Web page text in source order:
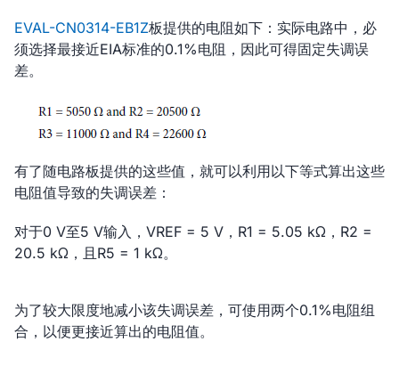
EVAL-CN0314-EB1Z板提供的电阻如下：实际电路中，必
须选择最接近EIA标准的0.1%电阻，因此可得固定失调误
差。
有了随电路板提供的这些值，就可以利用以下等式算出这些
电阻值导致的失调误差：
对于0 V至5 V输入，VREF = 5 V，R1 = 5.05 kΩ，R2 =
20.5 kΩ，且R5 = 1 kΩ。
为了较大限度地减小该失调误差，可使用两个0.1%电阻组
合，以便更接近算出的电阻值。